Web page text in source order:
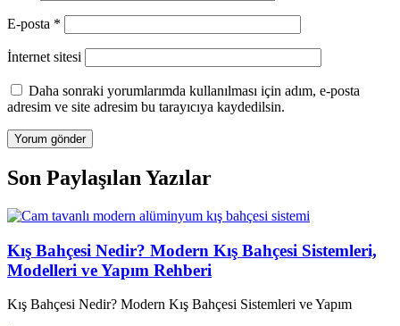
E-posta *
İnternet sitesi
Daha sonraki yorumlarımda kullanılması için adım, e-posta
adresim ve site adresim bu tarayıcıya kaydedilsin.
Son Paylaşılan Yazılar
Kış Bahçesi Nedir? Modern Kış Bahçesi Sistemleri,
Modelleri ve Yapım Rehberi
Kış Bahçesi Nedir? Modern Kış Bahçesi Sistemleri ve Yapım